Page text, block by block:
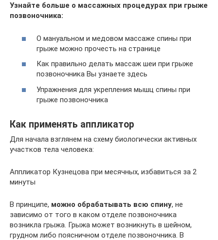
Узнайте больше о массажных процедурах при грыже
позвоночника:
О мануальном и медовом массаже спины при
грыже можно прочесть на странице
Как правильно делать массаж шеи при грыже
позвоночника Вы узнаете здесь
Упражнения для укрепления мышц спины при
грыже позвоночника
Как применять аппликатор
Для начала взглянем на схему биологически активных
участков тела человека:
Аппликатор Кузнецова при месячных, избавиться за 2
минуты
В принципе, можно обрабатывать всю спину, не
зависимо от того в каком отделе позвоночника
возникла грыжа. Грыжа может возникнуть в шейном,
грудном либо поясничном отделе позвоночника. В